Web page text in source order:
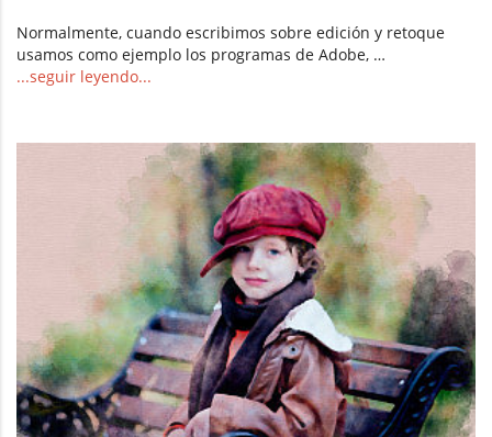
Normalmente, cuando escribimos sobre edición y retoque
usamos como ejemplo los programas de Adobe, …
...seguir leyendo...